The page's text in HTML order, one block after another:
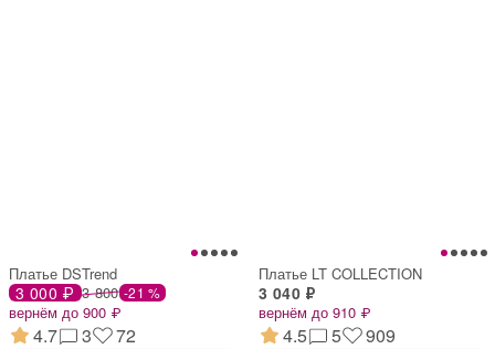
Платье DSTrend
3 000 ₽ 3 800 -21 %
вернём до 900 ₽
4.7 3 72
Платье LT COLLECTION
3 040 ₽
вернём до 910 ₽
4.5 5 909